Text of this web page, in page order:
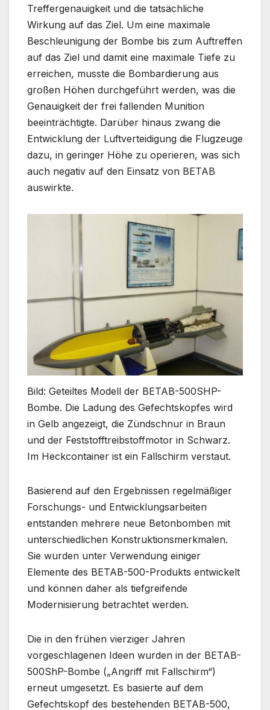
Treffergenauigkeit und die tatsächliche
Wirkung auf das Ziel. Um eine maximale
Beschleunigung der Bombe bis zum Auftreffen
auf das Ziel und damit eine maximale Tiefe zu
erreichen, musste die Bombardierung aus
großen Höhen durchgeführt werden, was die
Genauigkeit der frei fallenden Munition
beeinträchtigte. Darüber hinaus zwang die
Entwicklung der Luftverteidigung die Flugzeuge
dazu, in geringer Höhe zu operieren, was sich
auch negativ auf den Einsatz von BETAB
auswirkte.
Bild: Geteiltes Modell der BETAB-500SHP-
Bombe. Die Ladung des Gefechtskopfes wird
in Gelb angezeigt, die Zündschnur in Braun
und der Feststofftreibstoffmotor in Schwarz.
Im Heckcontainer ist ein Fallschirm verstaut.
Basierend auf den Ergebnissen regelmäßiger
Forschungs- und Entwicklungsarbeiten
entstanden mehrere neue Betonbomben mit
unterschiedlichen Konstruktionsmerkmalen.
Sie wurden unter Verwendung einiger
Elemente des BETAB-500-Produkts entwickelt
und können daher als tiefgreifende
Modernisierung betrachtet werden.
Die in den frühen vierziger Jahren
vorgeschlagenen Ideen wurden in der BETAB-
500ShP-Bombe („Angriff mit Fallschirm“)
erneut umgesetzt. Es basierte auf dem
Gefechtskopf des bestehenden BETAB-500,